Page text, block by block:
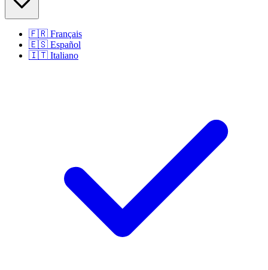
🇫🇷 Français
🇪🇸 Español
🇮🇹 Italiano